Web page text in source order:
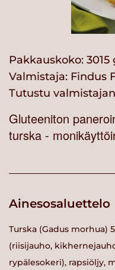
Pakkauskoko: 3015
Valmistaja: Findus
Tutustu
Gluteeniton
turska -
Ainesosaluettelo
Turska (Gadus morhua)
(riisijauho,
rypälesokeri), rapsiöljy,